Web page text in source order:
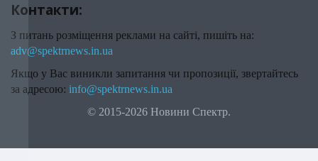
Контакти:
З питань розміщення реклами на сайті, пишіть на:
adv@spektrnews.in.ua
Якщо у Вас виникли запитання чи пропозиції, звертайтесь
за адресою: info@spektrnews.in.ua
© 2015-2026 Новини Спектр.